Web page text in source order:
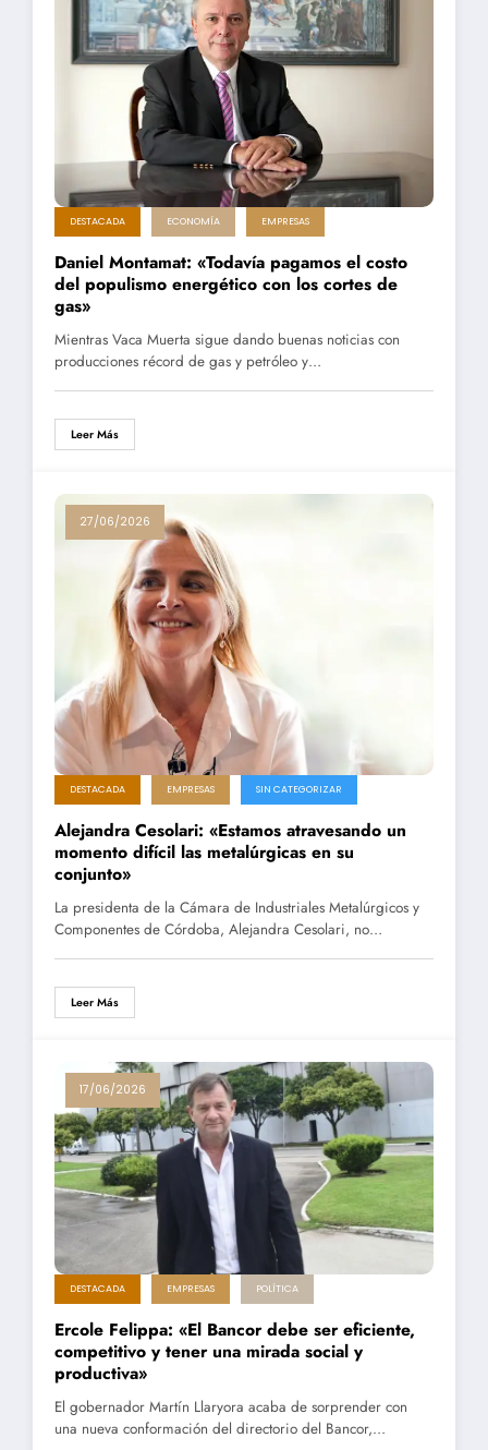
DESTACADA ECONOMÍA EMPRESAS
Daniel Montamat: «Todavía pagamos el costo
del populismo energético con los cortes de
gas»
Mientras Vaca Muerta sigue dando buenas noticias con
producciones récord de gas y petróleo y…
Leer Más
27/06/2026
DESTACADA EMPRESAS SIN CATEGORIZAR
Alejandra Cesolari: «Estamos atravesando un
momento difícil las metalúrgicas en su
conjunto»
La presidenta de la Cámara de Industriales Metalúrgicos y
Componentes de Córdoba, Alejandra Cesolari, no…
Leer Más
17/06/2026
DESTACADA EMPRESAS POLÍTICA
Ercole Felippa: «El Bancor debe ser eficiente,
competitivo y tener una mirada social y
productiva»
El gobernador Martín Llaryora acaba de sorprender con
una nueva conformación del directorio del Bancor,…